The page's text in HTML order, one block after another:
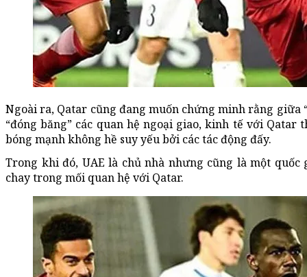
Ngoài ra, Qatar cũng đang muốn chứng minh rằng giữa
“đóng băng” các quan hệ ngoại giao, kinh tế với
bóng mạnh không hề suy yếu bởi các tác động đấy.
Trong khi đó, UAE là chủ nhà nhưng cũng là một
chay trong mối quan hệ với Qatar.